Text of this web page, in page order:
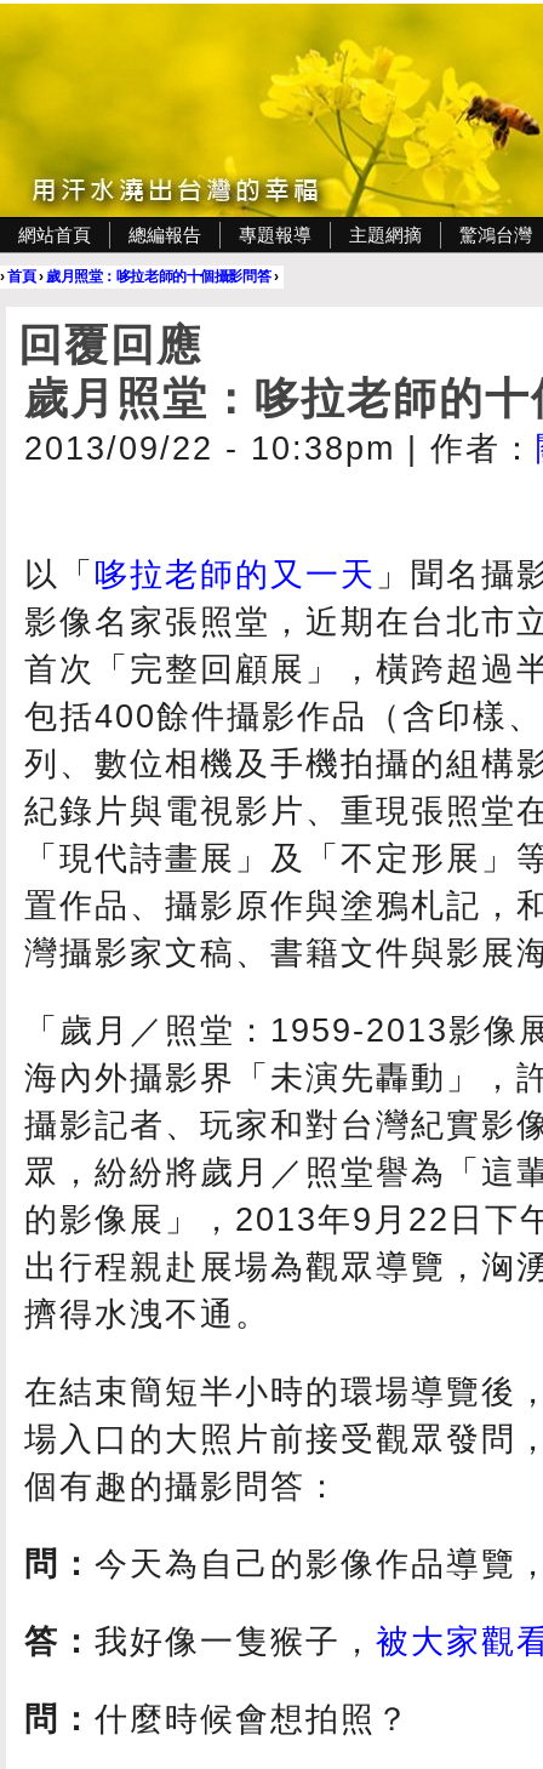
網站首頁 總編報告 專題報導 主題網摘 驚鴻台灣
›首頁› 歲月照堂：哆拉老師的十個攝影問答›
回覆回應
歲月照堂：哆拉老師的
2013/09/22 - 10:38pm
以「 哆拉老師的又一天 」聞名攝
影像名家張照堂，近期在台北市
首次「完整回顧展」，橫跨超過
包括400餘件攝影作品（含印樣
列、數位相機及手機拍攝的組構
紀錄片與電視影片、重現張照堂
「現代詩畫展」及「不定形展」
置作品、攝影原作與塗鴉札記，
灣攝影家文稿、書籍文件與影展
「歲月／照堂：1959-2013影像
海內外攝影界「未演先轟動」，
攝影記者、玩家和對台灣紀實影
眾，紛紛將歲月／照堂譽為「這
的影像展」，2013年9月22日下
出行程親赴展場為觀眾導覽，洶
擠得水洩不通。
在結束簡短半小時的環場導覽後
場入口的大照片前接受觀眾發問
個有趣的攝影問答：
問： 今天為自己的影像作品導覽
答： 我好像一隻猴子， 被大家觀
問： 什麼時候會想拍照？